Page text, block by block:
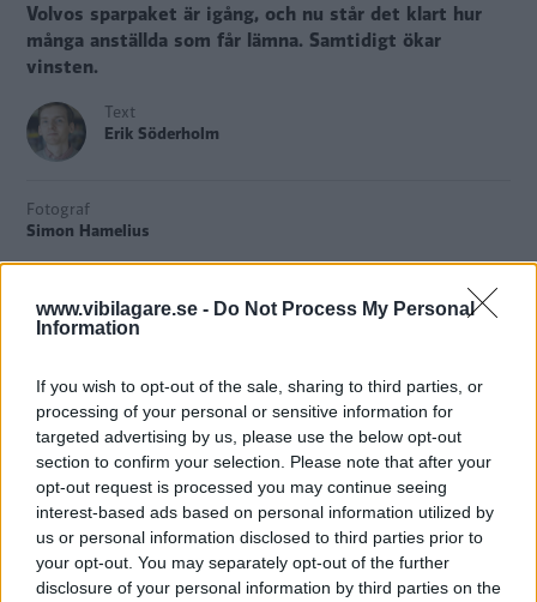
www.vibilagare.se - Do Not Process My Personal
Information
If you wish to opt-out of the sale, sharing to third parties, or
processing of your personal or sensitive information for
targeted advertising by us, please use the below opt-out
section to confirm your selection. Please note that after your
opt-out request is processed you may continue seeing
interest-based ads based on personal information utilized by
us or personal information disclosed to third parties prior to
your opt-out. You may separately opt-out of the further
disclosure of your personal information by third parties on the
Volvos sparpaket är igång, och nu står det klart hur
många anställda som får lämna. Samtidigt ökar
vinsten.
Text
Erik Söderholm
Fotograf
Simon Hamelius
kvartalet, både när det gäller antalet bilar och
omsättningen, jämfört med samma månad i fjol.
Men trots det ökar Volvos vinst. Det beror på ett sparpaket
på 18 miljarder kronor, något som också innebär att
omkring 1 000 anställda i Sverigeoch lika många
konsulter tvingas sluta. Utöver det blir 1 000
Volvoanställda i utlandet av med jobbet.